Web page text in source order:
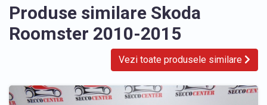
Produse similare Skoda
Roomster 2010-2015
Vezi toate produsele similare